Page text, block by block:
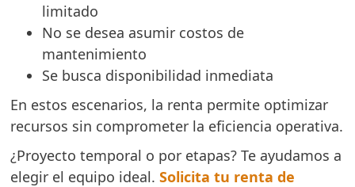
limitado
No se desea asumir costos de
mantenimiento
Se busca disponibilidad inmediata
En estos escenarios, la renta permite optimizar
recursos sin comprometer la eficiencia operativa.
¿Proyecto temporal o por etapas? Te ayudamos a
elegir el equipo ideal. Solicita tu renta de